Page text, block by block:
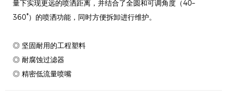
量下实现更远的喷洒距离，并结合了全圆和可调角度（40–
360°）的喷洒功能，同时方便拆卸进行维护。
◎ 坚固耐用的工程塑料
◎ 耐腐蚀过滤器
◎ 精密低流量喷嘴